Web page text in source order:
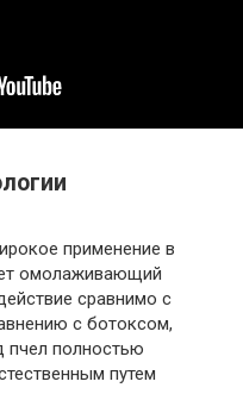
применение в
омолаживающий
сравнимо с
с ботоксом,
пчел полностью
путем